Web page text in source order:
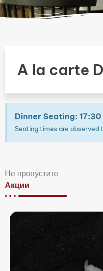
A la carte
Dinner Seating:
Seating times are observed
Не пропустите
Акции